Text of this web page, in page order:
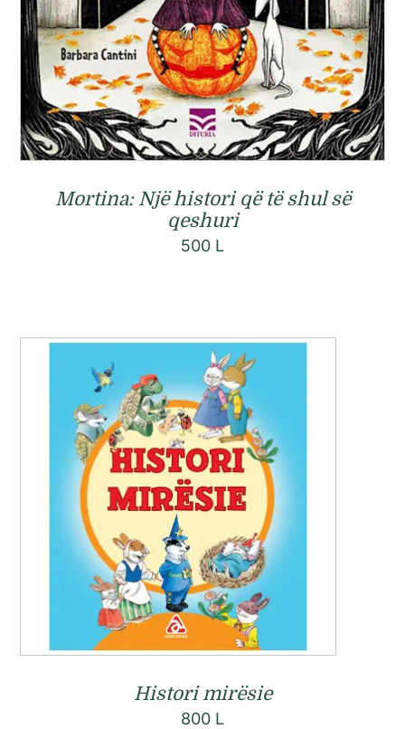
Mortina: Një histori që të shul së
qeshuri
500 L
Histori mirësie
800 L